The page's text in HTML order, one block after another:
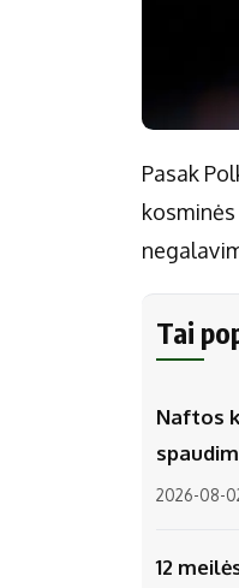
Pasak
Tai
Naftos
2026-08-
12